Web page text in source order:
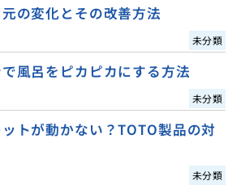
の変化とその改善方法
未分類
風呂をピカピカにする方法
未分類
トが動かない？TOTO製品の対
未分類